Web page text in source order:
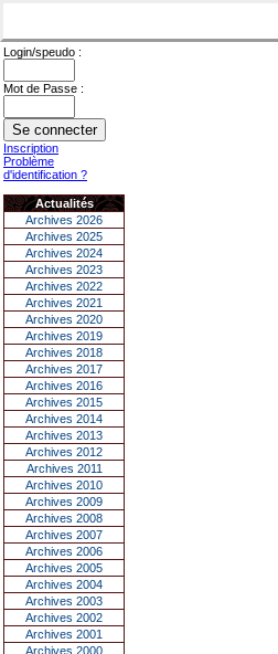
Login/speudo :
Mot de Passe :
Inscription
Problème
d'identification ?
Actualités
Archives 2026
Archives 2025
Archives 2024
Archives 2023
Archives 2022
Archives 2021
Archives 2020
Archives 2019
Archives 2018
Archives 2017
Archives 2016
Archives 2015
Archives 2014
Archives 2013
Archives 2012
Archives 2011
Archives 2010
Archives 2009
Archives 2008
Archives 2007
Archives 2006
Archives 2005
Archives 2004
Archives 2003
Archives 2002
Archives 2001
Archives 2000